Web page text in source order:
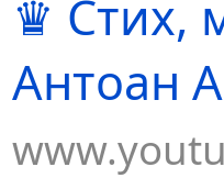
♛ Стих,
Антоан